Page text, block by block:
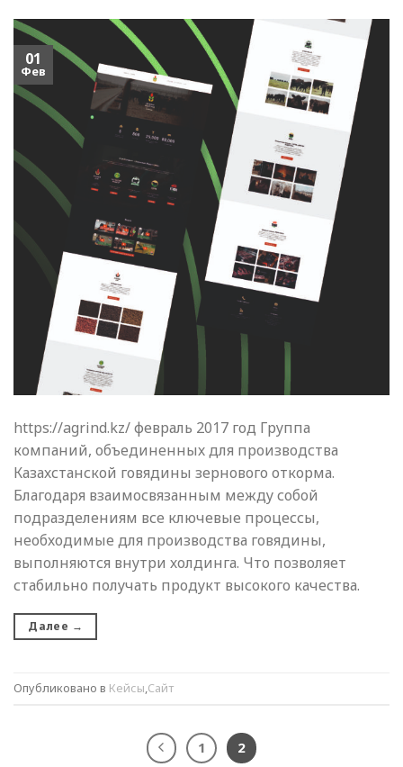
01
Фев
https://agrind.kz/ февраль 2017 год Группа
компаний, объединенных для производства
Казахстанской говядины зернового откорма.
Благодаря взаимосвязанным между собой
подразделениям все ключевые процессы,
необходимые для производства говядины,
выполняются внутри холдинга. Что позволяет
стабильно получать продукт высокого качества.
Далее →
Опубликовано в Кейсы,Сайт
1 2